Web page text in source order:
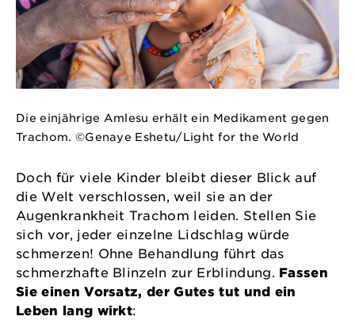
Die einjährige Amlesu erhält ein Medikament gegen
Trachom. ©Genaye Eshetu/Light for the World
Doch für viele Kinder bleibt dieser Blick auf
die Welt verschlossen, weil sie an der
Augenkrankheit Trachom leiden. Stellen Sie
sich vor, jeder einzelne Lidschlag würde
schmerzen! Ohne Behandlung führt das
schmerzhafte Blinzeln zur Erblindung. Fassen
Sie einen Vorsatz, der Gutes tut und ein
Leben lang wirkt: